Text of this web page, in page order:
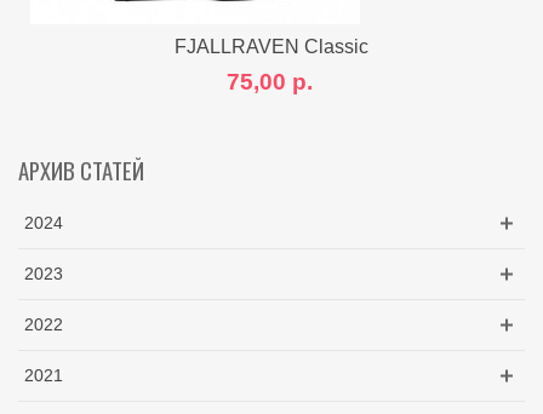
FJALLRAVEN Classic
75,00 р.
АРХИВ СТАТЕЙ
2024
2023
2022
2021